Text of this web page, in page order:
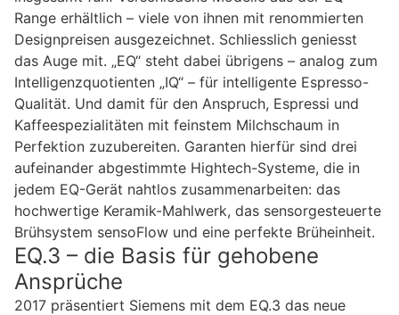
Range erhältlich – viele von ihnen mit renommierten
Designpreisen ausgezeichnet. Schliesslich geniesst
das Auge mit. „EQ“ steht dabei übrigens – analog zum
Intelligenzquotienten „IQ“ – für intelligente Espresso-
Qualität. Und damit für den Anspruch, Espressi und
Kaffeespezialitäten mit feinstem Milchschaum in
Perfektion zuzubereiten. Garanten hierfür sind drei
aufeinander abgestimmte Hightech-Systeme, die in
jedem EQ-Gerät nahtlos zusammenarbeiten: das
hochwertige Keramik-Mahlwerk, das sensorgesteuerte
Brühsystem sensoFlow und eine perfekte Brüheinheit.
EQ.3 – die Basis für gehobene
Ansprüche
2017 präsentiert Siemens mit dem EQ.3 das neue